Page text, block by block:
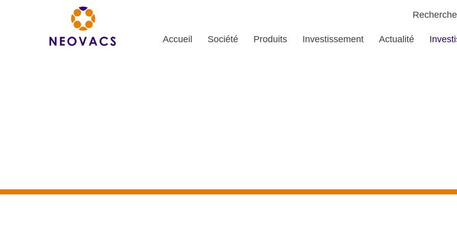
Accueil Société Produits Investissement Actualité